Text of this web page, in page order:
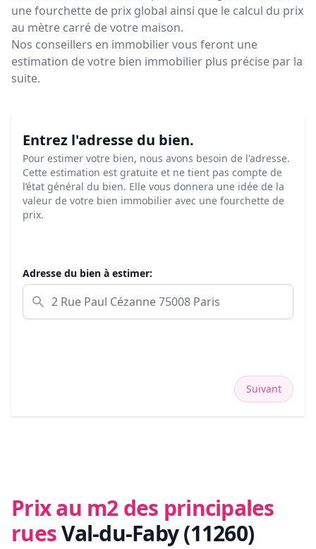
une fourchette de prix global ainsi que le calcul du prix
au mètre carré de votre maison.
Nos conseillers en immobilier vous feront une
estimation de votre bien immobilier plus précise par la
suite.
Entrez l'adresse du bien.
Pour estimer votre bien, nous avons besoin de l'adresse.
Cette estimation est gratuite et ne tient pas compte de
l’état général du bien. Elle vous donnera une idée de la
valeur de votre bien immobilier avec une fourchette de
prix.
Adresse du bien à estimer:
Suivant
Prix au m2 des principales
ruesVal-du-Faby (11260)